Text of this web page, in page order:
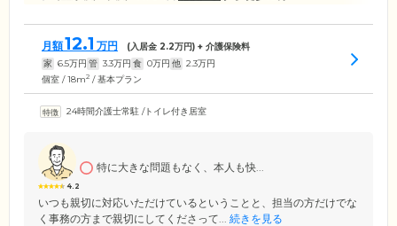
月額12.1 万円 (入居金 2.2万円) + 介護保険料
家 6.5万円 管 3.3万円 食 0万円 他 2.3万円
個室 / 18m2 / 基本プラン
24時間介護士常駐 /トイレ付き居室
4.2
特に大きな問題もなく、本人も快...
いつも親切に対応いただけているということと、担当の方だけでな
く事務の方まで親切にしてくださって... 続きを見る